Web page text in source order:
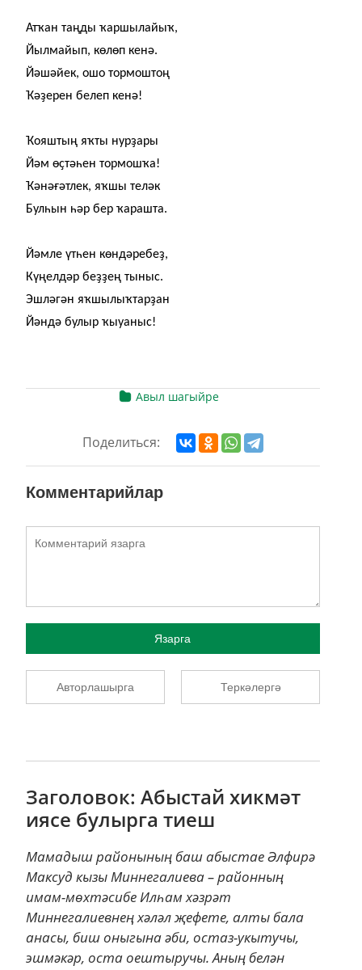
Атҡан таңды ҡаршылайыҡ,
Йылмайып, көлөп кенә.
Йәшәйек, ошо тормоштоң
Ҡәҙерен белеп кенә!
Ҡояштың яҡты нурҙары
Йәм өҫтәһен тормошҡа!
Ҡәнәғәтлек, яҡшы теләк
Булһын һәр бер ҡарашта.
Йәмле үтһен көндәребеҙ,
Күңелдәр беҙҙең тыныс.
Эшләгән яҡшылыҡтарҙан
Йәндә булыр ҡыуаныс!
Авыл шагыйре
Поделиться:
Комментарийлар
Язарга
Авторлашырга Теркәлергә
Заголовок: Абыстай хикмәт
иясе булырга тиеш
Мамадыш районының баш абыстае Әлфирә
Максуд кызы Миннегалиева – районның
имам-мөхтәсибе Илһам хәзрәт
Миннегалиевнең хәләл җефете, алты бала
анасы, биш оныгына әби, остаз-укытучы,
эшмәкәр, оста оештыручы. Аның белән